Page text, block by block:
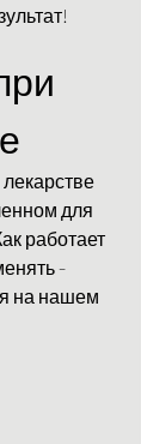
для
работает
-
на нашем